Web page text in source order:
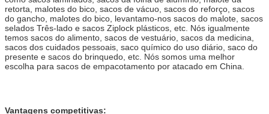
retorta, malotes do bico, sacos de vácuo, sacos do reforço, sacos
do gancho, malotes do bico, levantamo-nos sacos do malote, sacos
selados Três-lado e sacos Ziplock plásticos, etc. Nós igualmente
temos sacos do alimento, sacos de vestuário, sacos da medicina,
sacos dos cuidados pessoais, saco químico do uso diário, saco do
presente e sacos do brinquedo, etc. Nós somos uma melhor
escolha para sacos de empacotamento por atacado em China.
Vantagens competitivas: